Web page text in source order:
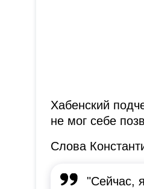
Хабенский
не мог себе
Слова
"Сейчас,